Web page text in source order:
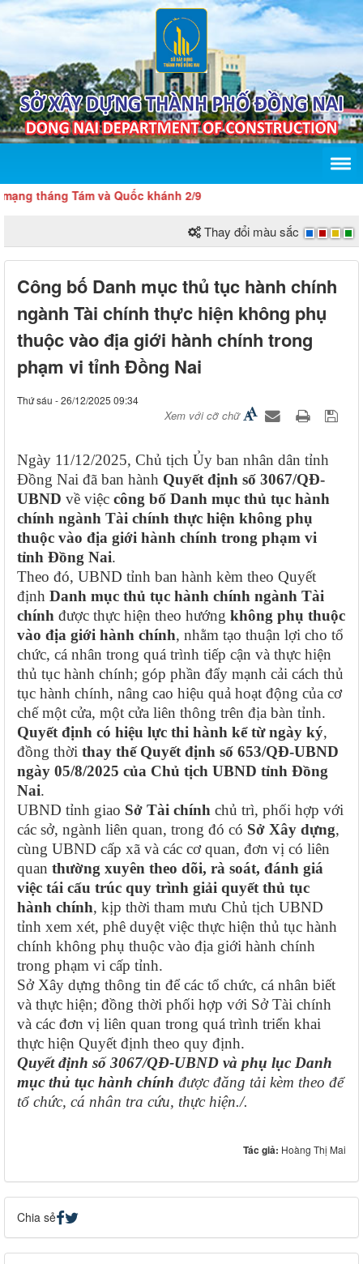
tháng Tám và Quốc khánh 2/9
Thay đổi màu sắc
Công bố Danh mục thủ tục hành chính
ngành Tài chính thực hiện không phụ
thuộc vào địa giới hành chính trong
phạm vi tỉnh Đồng Nai
Thứ sáu - 26/12/2025 09:34
Xem với cỡ chữ
Ngày 11/12/2025, Chủ tịch Ủy ban nhân dân tỉnh
Đồng Nai đã ban hành Quyết định số 3067/QĐ-
UBND về việc công bố Danh mục thủ tục hành
chính ngành Tài chính thực hiện không phụ
thuộc vào địa giới hành chính trong phạm vi
tỉnh Đồng Nai.
Theo đó, UBND tỉnh ban hành kèm theo Quyết
định Danh mục thủ tục hành chính ngành Tài
chính được thực hiện theo hướng không phụ thuộc
vào địa giới hành chính, nhằm tạo thuận lợi cho tổ
chức, cá nhân trong quá trình tiếp cận và thực hiện
thủ tục hành chính; góp phần đẩy mạnh cải cách thủ
tục hành chính, nâng cao hiệu quả hoạt động của cơ
chế một cửa, một cửa liên thông trên địa bàn tỉnh.
Quyết định có hiệu lực thi hành kể từ ngày ký,
đồng thời thay thế Quyết định số 653/QĐ-UBND
ngày 05/8/2025 của Chủ tịch UBND tỉnh Đồng
Nai.
UBND tỉnh giao Sở Tài chính chủ trì, phối hợp với
các sở, ngành liên quan, trong đó có Sở Xây dựng,
cùng UBND cấp xã và các cơ quan, đơn vị có liên
quan thường xuyên theo dõi, rà soát, đánh giá
việc tái cấu trúc quy trình giải quyết thủ tục
hành chính, kịp thời tham mưu Chủ tịch UBND
tỉnh xem xét, phê duyệt việc thực hiện thủ tục hành
chính không phụ thuộc vào địa giới hành chính
trong phạm vi cấp tỉnh.
Sở Xây dựng thông tin để các tổ chức, cá nhân biết
và thực hiện; đồng thời phối hợp với Sở Tài chính
và các đơn vị liên quan trong quá trình triển khai
thực hiện Quyết định theo quy định.
Quyết định số 3067/QĐ-UBND và phụ lục Danh
mục thủ tục hành chính được đăng tải kèm theo để
tổ chức, cá nhân tra cứu, thực hiện./.
Tác giả: Hoàng Thị Mai
Chia sẻ